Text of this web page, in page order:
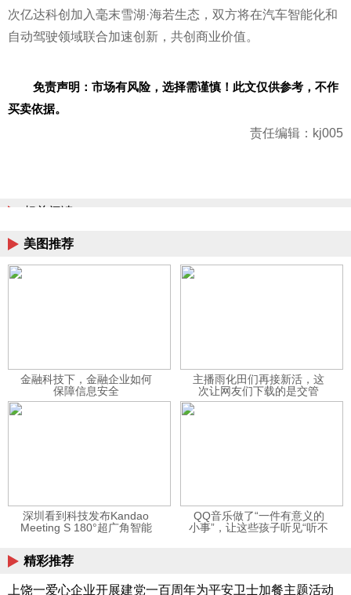
次亿达科创加入毫末雪湖·海若生态，双方将在汽车智能化和
自动驾驶领域联合加速创新，共创商业价值。
免责声明：市场有风险，选择需谨慎！此文仅供参考，不作
买卖依据。
责任编辑：kj005
相关阅读
美图推荐
金融科技下，金融企业如何
保障信息安全
主播雨化田们再接新活，这
次让网友们下载的是交管
12123APP
深圳看到科技发布Kandao
Meeting S 180°超广角智能
QQ音乐做了“一件有意义的
小事”，让这些孩子听见“听不
精彩推荐
上饶一爱心企业开展建党一百周年为平安卫士加餐主题活动